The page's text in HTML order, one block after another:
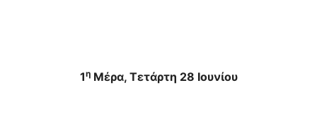
1ηΜέρα, Τετάρτη 28 Ιουνίου